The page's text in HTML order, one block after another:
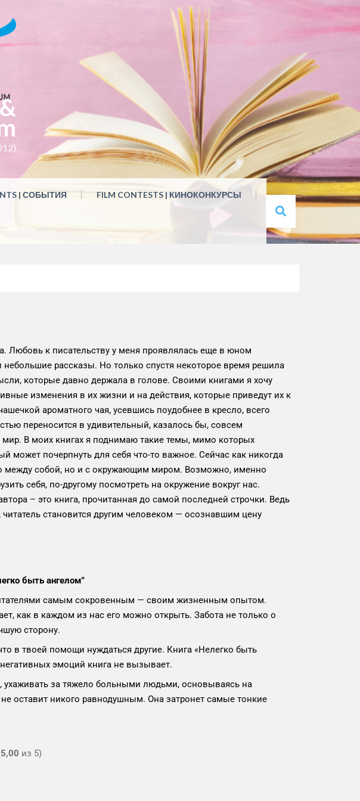
| СОБЫТИЯ FILM CONTESTS | КИНОКОНКУРСЫ
Любовь к писательству у меня проявлялась еще в юном
небольшие рассказы. Но только спустя некоторое время решила
которые давно держала в голове. Своими книгами я хочу
изменения в их жизни и на действия, которые приведут их к
ароматного чая, усевшись поудобнее в кресло, всего
переносится в удивительный, казалось бы, совсем
В моих книгах я поднимаю такие темы, мимо которых
может почерпнуть для себя что-то важное. Сейчас как никогда
между собой, но и с окружающим миром. Возможно, именно
себя, по-другому посмотреть на окружение вокруг нас.
– это книга, прочитанная до самой последней строчки. Ведь
становится другим человеком — осознавшим цену
быть ангелом”
самым сокровенным — своим жизненным опытом.
как в каждом из нас его можно открыть. Забота не только о
сторону.
в твоей помощи нуждаться другие. Книга «Нелегко быть
эмоций книга не вызывает.
ухаживать за тяжело больными людьми, основываясь на
оставит никого равнодушным. Она затронет самые тонкие
5,00 из 5)